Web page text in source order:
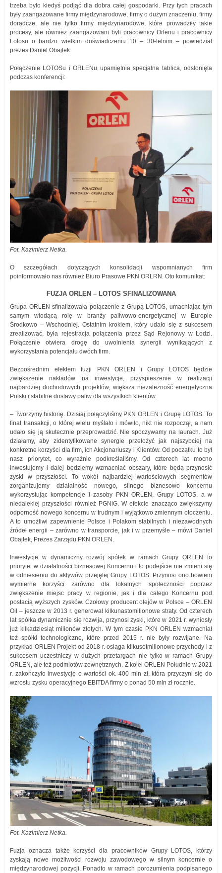
trzeba było kiedyś podjąć dla dobra całej gospodarki. Przy tych pracach
były zaangażowane firmy międzynarodowe, firmy o dużym znaczeniu, firmy
doradcze, ale nie tylko firmy międzynarodowe, które prowadziły takie
procesy, ale również zaangażowani byli pracownicy Orlenu i pracownicy
Lotosu o bardzo wielkim doświadczeniu 10 – 30-letnim – powiedział
prezes Daniel Obajtek.
Połączenie LOTOSu i ORLENu upamiętnia specjalna tablica, odsłonięta
podczas konferencji:
Fot. Kazimierz Netka.
O szczegółach dotyczących konsolidacji wspomnianych firm
poinformowało nas również Biuro Prasowe PKN ORLRN. Oto komunikat:
FUZJA ORLEN – LOTOS SFINALIZOWANA
Grupa ORLEN sfinalizowała połączenie z Grupą LOTOS, umacniając tym
samym wiodącą rolę w branży paliwowo-energetycznej w Europie
Środkowo – Wschodniej. Ostatnim krokiem, który udało się z sukcesem
zrealizować, była rejestracja połączenia przez Sąd Rejonowy w Łodzi.
Połączenie otwiera drogę do uwolnienia synergii wynikających z
wykorzystania potencjału dwóch firm.
Bezpośrednim efektem fuzji PKN ORLEN i Grupy LOTOS będzie
zwiększenie nakładów na inwestycje, przyspieszenie w realizacji
najbardziej dochodowych projektów, większa niezależność energetyczna
Polski i stabilne dostawy paliw dla wszystkich klientów.
– Tworzymy historię. Dzisiaj połączyliśmy PKN ORLEN i Grupę LOTOS. To
finał transakcji, o której wielu myślało i mówiło, nikt nie rozpoczął, a nam
udało się ją skutecznie przeprowadzić. Nie spoczywamy na laurach. Już
działamy, aby zidentyfikowane synergie przełożyć jak najszybciej na
konkretne korzyści dla firm, ich Akcjonariuszy i Klientów. Od początku to był
nasz priorytet, co wyraźnie podkreślaliśmy. Od czterech lat mocno
inwestujemy i dalej będziemy wzmacniać obszary, które będą przynosić
zyski w przyszłości. To wokół najbardziej wartościowych segmentów
zorganizujemy działalność nowego, silnego biznesowo koncernu
wykorzystując kompetencje i zasoby PKN ORLEN, Grupy LOTOS, a w
niedalekiej przyszłości również PGNiG. W efekcie znacząco zwiększymy
odporność nowego koncernu w trudnym i wyjątkowo zmiennym otoczeniu.
A to umożliwi zapewnienie Polsce i Polakom stabilnych i niezawodnych
źródeł energii – zarówno w transporcie, jak i w przemyśle – mówi Daniel
Obajtek, Prezes Zarządu PKN ORLEN.
Inwestycje w dynamiczny rozwój spółek w ramach Grupy ORLEN to
priorytet w działalności biznesowej Koncernu i to podejście nie zmieni się
w odniesieniu do aktywów przejętej Grupy LOTOS. Przynosi ono bowiem
wymierne korzyści zarówno dla lokalnych społeczności poprzez
zwiększenie miejsc pracy w regionie, jak i dla całego Koncernu pod
postacią wyższych zysków. Czołowy producent olejów w Polsce – ORLEN
Oil – jeszcze w 2013 r. generował kilkunastomilionowe straty. Od czterech
lat spółka dynamicznie się rozwija, przynosi zyski, które w 2021 r. wyniosły
już kilkadziesiąt milionów złotych. W tym czasie PKN ORLEN wzmacniał
też spółki technologiczne, które przed 2015 r. nie były rozwijane. Na
przykład ORLEN Projekt od 2018 r. osiąga kilkusetmilionowe przychody i z
sukcesem uczestniczy w dużych przetargach nie tylko w ramach Grupy
ORLEN, ale też podmiotów zewnętrznych. Z kolei ORLEN Południe w 2021
r. zakończyło inwestycję o wartości ok. 400 mln zł, która przyczyni się do
wzrostu zysku operacyjnego EBITDA firmy o ponad 50 mln zł rocznie.
Fot. Kazimierz Netka.
Fuzja oznacza także korzyści dla pracowników Grupy LOTOS, którzy
zyskają nowe możliwości rozwoju zawodowego w silnym koncernie o
międzynarodowej pozycji. Ponadto w ramach porozumienia podpisanego